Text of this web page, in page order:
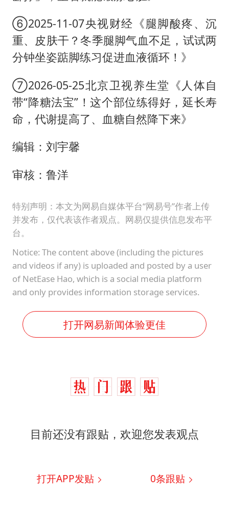
⑥2025-11-07央视财经《腿脚酸疼、沉
重、皮肤干？冬季腿脚气血不足，试试两
分钟坐姿踮脚练习促进血液循环！》
⑦2026-05-25北京卫视养生堂《人体自
带“降糖法宝”！这个部位练得好，延长寿
命，代谢提高了、血糖自然降下来》
编辑：刘宇馨
审核：鲁洋
特别声明：本文为网易自媒体平台“网易号”作者上传
并发布，仅代表该作者观点。网易仅提供信息发布平
台。
Notice: The content above (including the pictures
and videos if any) is uploaded and posted by a user
of NetEase Hao, which is a social media platform
and only provides information storage services.
打开网易新闻体验更佳
目前还没有跟贴，欢迎您发表观点
打开APP发贴 0条跟贴